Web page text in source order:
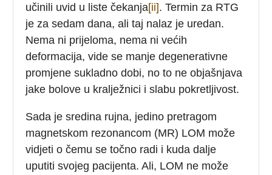
učinili uvid u liste čekanja[ii]. Termin za RTG
je za sedam dana, ali taj nalaz je uredan.
Nema ni prijeloma, nema ni većih
deformacija, vide se manje degenerativne
promjene sukladno dobi, no to ne objašnjava
jake bolove u kralježnici i slabu pokretljivost.
Sada je sredina rujna, jedino pretragom
magnetskom rezonancom (MR) LOM može
vidjeti o čemu se točno radi i kuda dalje
uputiti svojeg pacijenta. Ali, LOM ne može